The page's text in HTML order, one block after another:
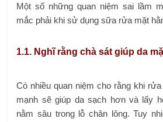
Một số những quan niệm sai lầm
mắc phải khi sử dụng sữa rửa mặt
1.1. Nghĩ rằng chà sát giúp da
Có nhiều quan niệm cho rằng khi
mạnh sẽ giúp da sạch hơn và lấy
nằm sâu trong lỗ chân lông. Tuy